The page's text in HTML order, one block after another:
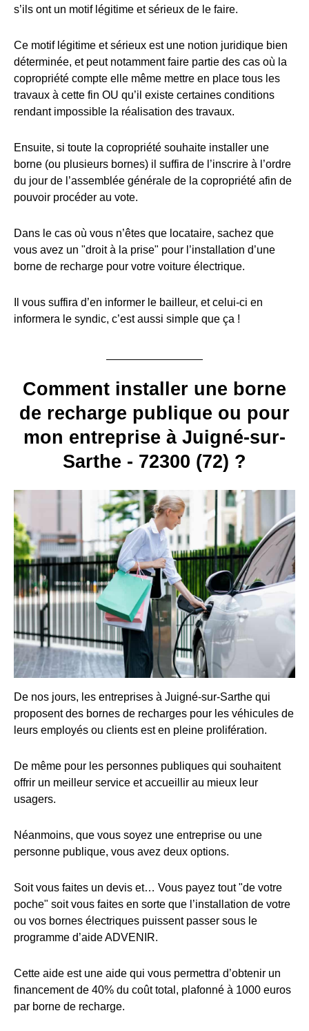
s’ils ont un motif légitime et sérieux de le faire.
Ce motif légitime et sérieux est une notion juridique bien
déterminée, et peut notamment faire partie des cas où la
copropriété compte elle même mettre en place tous les
travaux à cette fin OU qu’il existe certaines conditions
rendant impossible la réalisation des travaux.
Ensuite, si toute la copropriété souhaite installer une
borne (ou plusieurs bornes) il suffira de l’inscrire à l’ordre
du jour de l’assemblée générale de la copropriété afin de
pouvoir procéder au vote.
Dans le cas où vous n’êtes que locataire, sachez que
vous avez un "droit à la prise" pour l’installation d’une
borne de recharge pour votre voiture électrique.
Il vous suffira d’en informer le bailleur, et celui-ci en
informera le syndic, c’est aussi simple que ça !
Comment installer une borne
de recharge publique ou pour
mon entreprise à Juigné-sur-
Sarthe - 72300 (72) ?
De nos jours, les entreprises à Juigné-sur-Sarthe qui
proposent des bornes de recharges pour les véhicules de
leurs employés ou clients est en pleine prolifération.
De même pour les personnes publiques qui souhaitent
offrir un meilleur service et accueillir au mieux leur
usagers.
Néanmoins, que vous soyez une entreprise ou une
personne publique, vous avez deux options.
Soit vous faites un devis et… Vous payez tout "de votre
poche" soit vous faites en sorte que l’installation de votre
ou vos bornes électriques puissent passer sous le
programme d’aide ADVENIR.
Cette aide est une aide qui vous permettra d’obtenir un
financement de 40% du coût total, plafonné à 1000 euros
par borne de recharge.